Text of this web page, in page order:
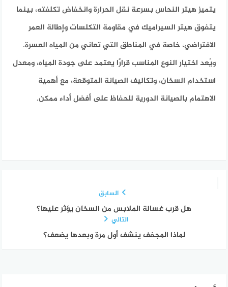
يتميز هيتر النحاس بسرعة نقل الحرارة وانخفاض تكلفته، بينما
يتفوق هيتر السيراميك في مقاومة التكلسات وإطالة العمر
الافتراضي، خاصة في المناطق التي تعاني من المياه العسرة.
ويُعد اختيار النوع المناسب قرارًا يعتمد على جودة المياه، ومعدل
استخدام السخان، وتكاليف الصيانة المتوقعة، مع أهمية
الاهتمام بالصيانة الدورية للحفاظ على أفضل أداء ممكن.
السابق
هل قرب غسالة الملابس من السخان يؤثر عليها؟
التالي
لماذا المجفف ينشف أول مرة وبعدها يضعف؟